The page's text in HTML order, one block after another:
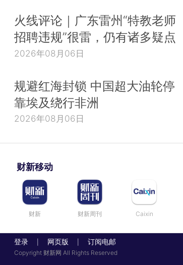
火线评论｜广东雷州“特教老师
招聘违规”很雷，仍有诸多疑点
2026年08月06日
规避红海封锁 中国超大油轮停
靠埃及绕行非洲
2026年08月06日
财新移动
财新 财新周刊 Caixin
登录 网页版 订阅电邮
Copyright 财新网 All Rights Reserved